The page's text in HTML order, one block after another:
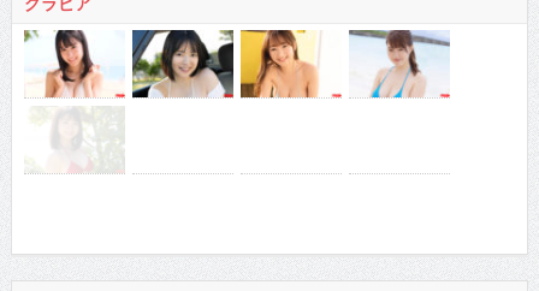
グラビア